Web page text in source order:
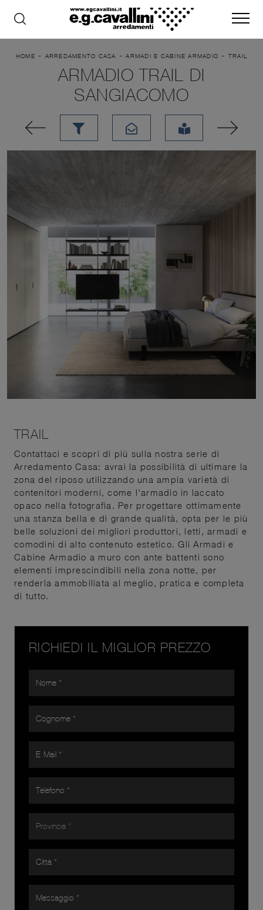
HOME - ARREDAMENTO CASA -ARMADI E CABINE ARMADIO - TRAIL
ARMADIO TRAIL DI
SANGIACOMO
TRAIL
Contattaci e scopri di più sulla nostra serie di
Arredamento Casa: avrai la possibilità di ultimare la
zona del riposo utilizzando una ampia varietà di
contenitori moderni, come l'armadio in laccato
opaco nella fotografia. Per progettare ottimamente
una stanza bella e di grande qualità, opta per le più
belle soluzioni dei migliori produttori, letti, armadi e
comodini di alto contenuto estetico. Gli Armadi e
Cabine Armadio a muro con ante battenti sono
elementi imprescindibili nella zona notte, per
renderla ammobiliata al meglio, pratica e completa
di tutto.
RICHIEDI IL MIGLIOR PREZZO